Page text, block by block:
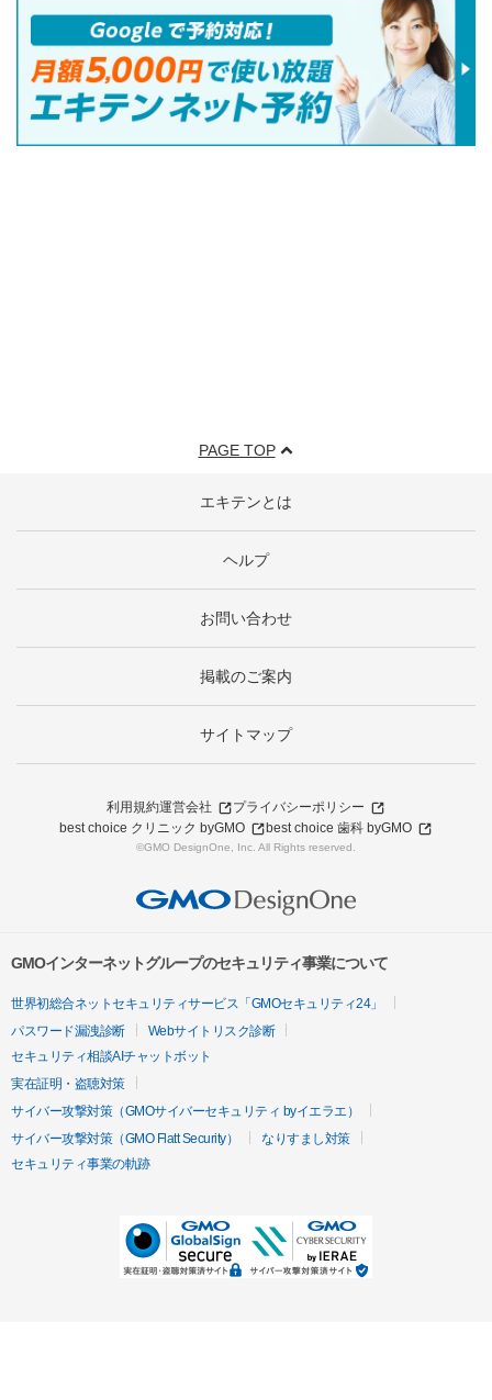
PAGE TOP
エキテンとは
ヘルプ
お問い合わせ
掲載のご案内
サイトマップ
利用規約運営会社
プライバシーポリシー
best choice クリニック byGMO
best choice 歯科 byGMO
©GMO DesignOne, Inc. All Rights reserved.
GMOインターネットグループのセキュリティ事業について
世界初総合ネットセキュリティサービス「GMOセキュリティ24」
パスワード漏洩診断
Webサイトリスク診断
セキュリティ相談AIチャットボット
実在証明・盗聴対策
サイバー攻撃対策（GMOサイバーセキュリティ byイエラエ）
サイバー攻撃対策（GMO Flatt Security）
なりすまし対策
セキュリティ事業の軌跡